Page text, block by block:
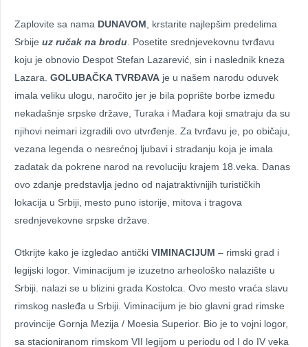
Zaplovite sa nama DUNAVOM , krstarite najlepšim predelima
Srbije uz ručak na brodu . Posetite srednjevekovnu tvrđavu
koju je obnovio Despot Stefan Lazarević, sin i naslednik kneza
Lazara. GOLUBAČKA TVRĐAVA je u našem narodu oduvek
imala veliku ulogu, naročito jer je bila poprište borbe između
nekadašnje srpske države, Turaka i Mađara koji smatraju da su
njihovi neimari izgradili ovo utvrđenje. Za tvrđavu je, po običaju,
vezana legenda o nesrećnoj ljubavi i stradanju koja je imala
zadatak da pokrene narod na revoluciju krajem 18.veka. Danas
ovo zdanje predstavlja jedno od najatraktivnijih turističkih
lokacija u Srbiji, mesto puno istorije, mitova i tragova
srednjevekovne srpske države.
Otkrijte kako je izgledao antički VIMINACIJUM – rimski grad i
legijski logor. Viminacijum je izuzetno arheološko nalazište u
Srbiji. nalazi se u blizini grada Kostolca. Ovo mesto vraća slavu
rimskog nasleđa u Srbiji. Viminacijum je bio glavni grad rimske
provincije Gornja Mezija / Moesia Superior. Bio je to vojni logor,
sa stacioniranom rimskom VII legijom u periodu od I do IV veka